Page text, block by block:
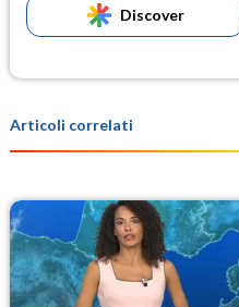
Discover
Articoli correlati